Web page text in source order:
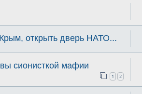
открыть дверь НАТО...
сионисткой мафии
1 2